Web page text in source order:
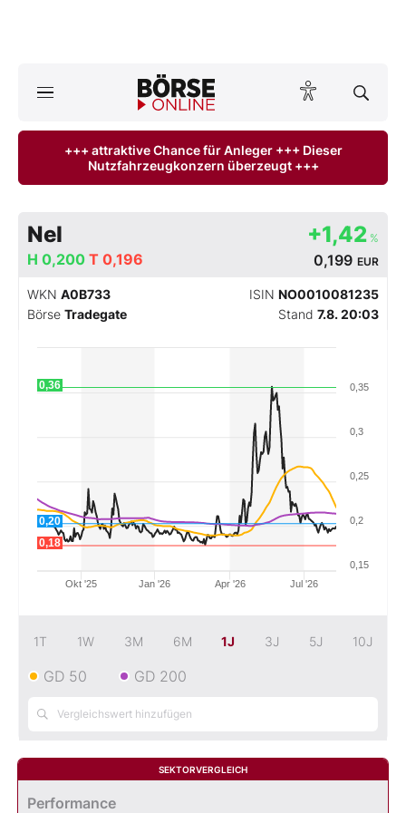
ktuelle Ausgabe BÖRSE ONLINE lesen
Finanz-Check
Abo & Shop
BO-Musterdepots
Experten
Mein Konto
+++ attraktive Chance für Anleger +++ Dieser
Nutzfahrzeugkonzern überzeugt +++
Nel +1,42 %
0,199 EUR
H 0,200 T 0,196
WKN A0B733 ISIN NO0010081235
Börse Tradegate Stand 7.8. 20:03
Jan '26 Jul '26
Okt '25 Apr '26
0,2
0,3
0,15
0,25
0,35
0,20
0,18
0,36
1T 1W 3M 6M 1J 3J 5J 10J
GD 50 GD 200
SEKTORVERGLEICH
Performance